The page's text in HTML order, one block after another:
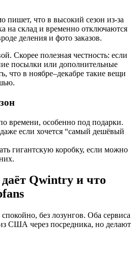
пишет, что в высокий сезон из-за
на склад и временно отключаются
деления и фото заказов.
Скорее полезная честность: если
посылки или дополнительные
что в ноябре–декабре такие вещи
времени, особенно под подарки.
если хочется “самый дешёвый
гигантскую коробку, если можно
Qwintry и что
без лозунгов. Оба сервиса
США через посредника, но делают